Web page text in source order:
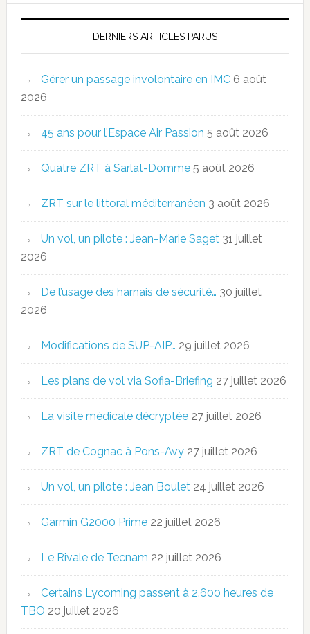
DERNIERS ARTICLES PARUS
Gérer un passage involontaire en IMC 6 août
2026
45 ans pour l’Espace Air Passion 5 août 2026
Quatre ZRT à Sarlat-Domme 5 août 2026
ZRT sur le littoral méditerranéen 3 août 2026
Un vol, un pilote : Jean-Marie Saget 31 juillet
2026
De l’usage des harnais de sécurité… 30 juillet
2026
Modifications de SUP-AIP… 29 juillet 2026
Les plans de vol via Sofia-Briefing 27 juillet 2026
La visite médicale décryptée 27 juillet 2026
ZRT de Cognac à Pons-Avy 27 juillet 2026
Un vol, un pilote : Jean Boulet 24 juillet 2026
Garmin G2000 Prime 22 juillet 2026
Le Rivale de Tecnam 22 juillet 2026
Certains Lycoming passent à 2.600 heures de
TBO 20 juillet 2026